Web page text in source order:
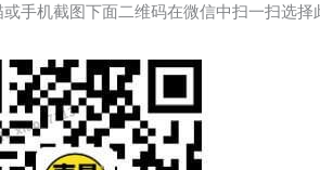
手机截图下面二维码在微信中扫一扫选择